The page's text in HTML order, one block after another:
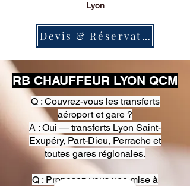
Lyon
Devis & Réservation
RB CHAUFFEUR LYON QCM
Q : Couvrez-vous les transferts
aéroport et gare ?
A : Oui — transferts Lyon Saint-
Exupéry, Part-Dieu, Perrache et
toutes gares régionales.
Q : Proposez-vous une mise à